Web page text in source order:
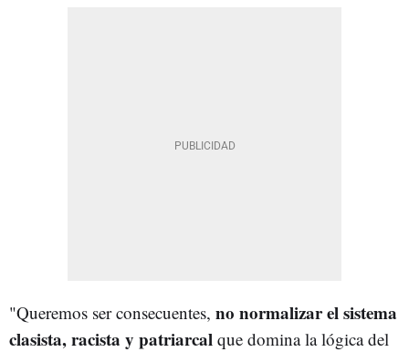
"Queremos ser consecuentes, no normalizar el sistema
clasista, racista y patriarcal que domina la lógica del